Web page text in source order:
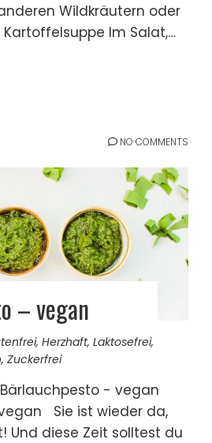
Wildkräutern oder
Im Salat,…
NO COMMENTS
– vegan
, Herzhaft, Laktosefrei,
, Zuckerfrei
- vegan
Sie ist wieder da,
Und diese Zeit solltest du